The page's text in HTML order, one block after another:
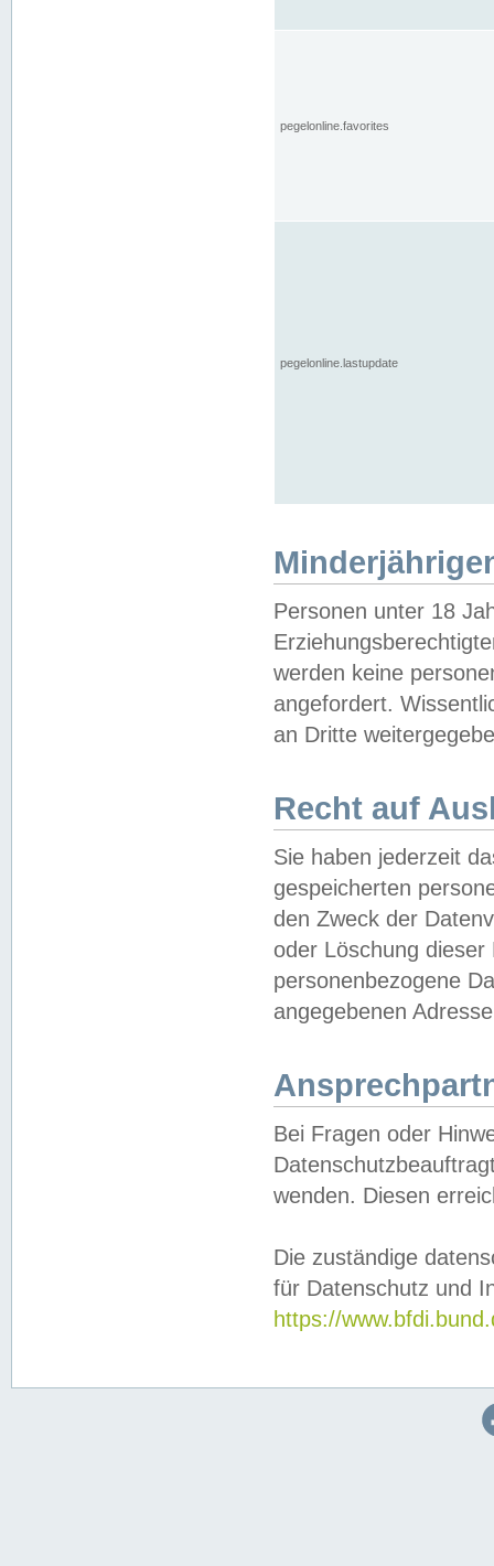
pegelonline.favorites
pegelonline.lastupdate
Personen unter 18
werden keine
angefordert.
an Dritte
Recht auf
Sie haben jederzeit
gespeicherten
den Zweck der
oder Löschung
personenbezogene
angegebenen
Bei Fragen oder
wenden. Diesen
Die zuständige
für Datenschutz und
https://